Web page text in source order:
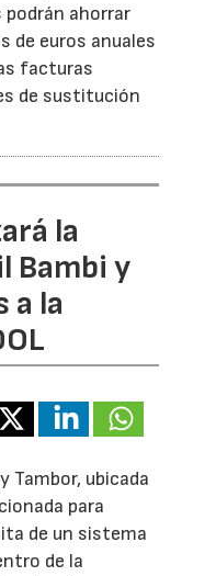
podrán ahorrar
de euros anuales
facturas
de sustitución
la
Bambi y
a la
Tambor, ubicada
para
de un sistema
de la